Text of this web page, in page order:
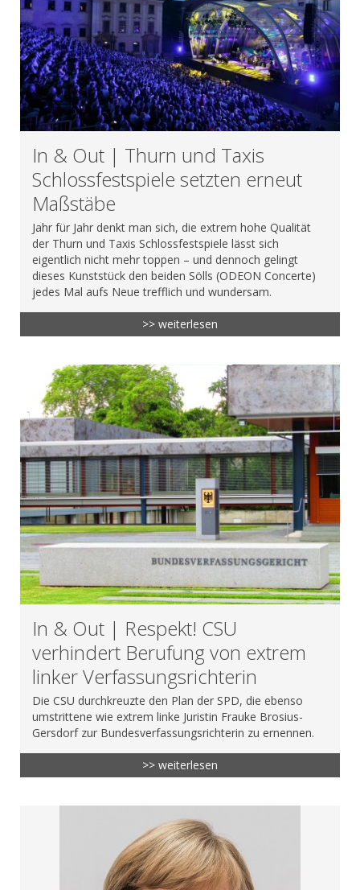
In & Out | Thurn und Taxis
Schlossfestspiele setzten erneut
Maßstäbe
Jahr für Jahr denkt man sich, die extrem hohe Qualität
der Thurn und Taxis Schlossfestspiele lässt sich
eigentlich nicht mehr toppen – und dennoch gelingt
dieses Kunststück den beiden Sölls (ODEON Concerte)
jedes Mal aufs Neue trefflich und wundersam.
>> weiterlesen
In & Out | Respekt! CSU
verhindert Berufung von extrem
linker Verfassungsrichterin
Die CSU durchkreuzte den Plan der SPD, die ebenso
umstrittene wie extrem linke Juristin Frauke Brosius-
Gersdorf zur Bundesverfassungsrichterin zu ernennen.
>> weiterlesen